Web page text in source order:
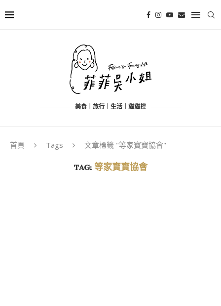
美食｜旅行｜生活｜貓貓控
首頁 Tags 文章標籤 "等家寶寶協會"
TAG:等家寶寶協會